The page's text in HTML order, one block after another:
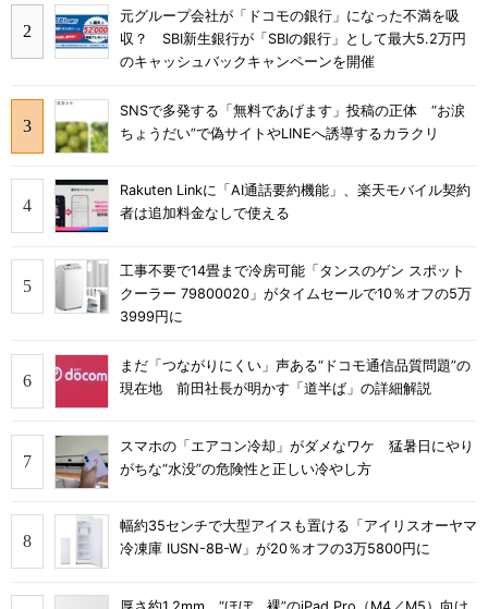
元グループ会社が「ドコモの銀行」になった不満を吸
収？ SBI新生銀行が「SBIの銀行」として最大5.2万円
のキャッシュバックキャンペーンを開催
SNSで多発する「無料であげます」投稿の正体 “お涙
ちょうだい”で偽サイトやLINEへ誘導するカラクリ
Rakuten Linkに「AI通話要約機能」、楽天モバイル契約
者は追加料金なしで使える
工事不要で14畳まで冷房可能「タンスのゲン スポット
クーラー 79800020」がタイムセールで10％オフの5万
3999円に
まだ「つながりにくい」声ある“ドコモ通信品質問題”の
現在地 前田社長が明かす「道半ば」の詳細解説
スマホの「エアコン冷却」がダメなワケ 猛暑日にやり
がちな“水没”の危険性と正しい冷やし方
幅約35センチで大型アイスも置ける「アイリスオーヤマ
冷凍庫 IUSN-8B-W」が20％オフの3万5800円に